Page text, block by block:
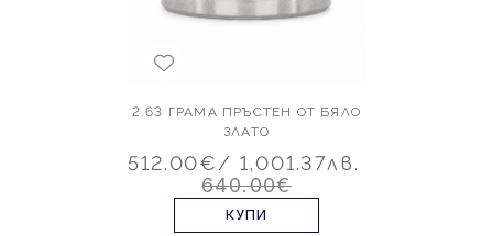
2.63 ГРАМА ПРЪСТЕН ОТ БЯЛО
ЗЛАТО
512.00€/ 1,001.37лв.
640.00€
КУПИ